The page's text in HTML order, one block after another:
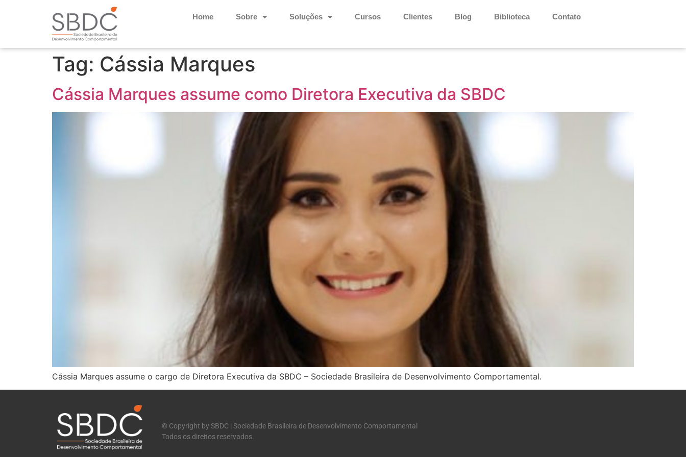
Home Sobre Soluções Cursos Clientes Blog Biblioteca Contato
Tag: Cássia Marques
Cássia Marques assume como Diretora Executiva da SBDC
Cássia Marques assume o cargo de Diretora Executiva da SBDC – Sociedade Brasileira de Desenvolvimento Comportamental.
© Copyright by SBDC | Sociedade Brasileira de Desenvolvimento Comportamental
Todos os direitos reservados.